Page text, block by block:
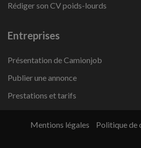
Rédiger son CV poids-lourds
Entreprises
Présentation de Camionjob
Publier une annonce
Prestations et tarifs
Mentions légales Politique de